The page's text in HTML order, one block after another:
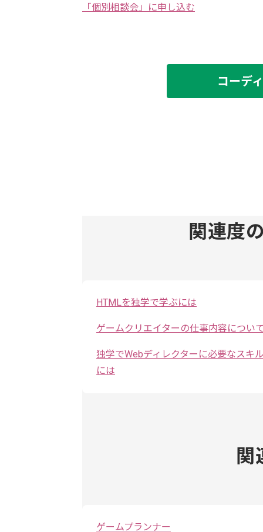
「個別相談会」に申し込む
コーデ
関連度
HTMLを独学で学ぶには
ゲームクリエイターの仕事内容につい
独学でWebディレクターに必要なスキ
には
関
ゲームプランナー